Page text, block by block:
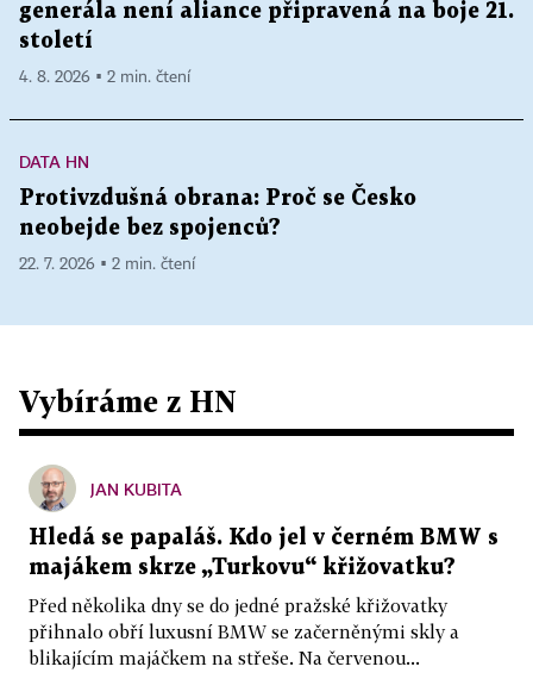
generála není aliance připravená na boje 21.
století
4. 8. 2026 ▪ 2 min. čtení
DATA HN
Protivzdušná obrana: Proč se Česko
neobejde bez spojenců?
22. 7. 2026 ▪ 2 min. čtení
Vybíráme z HN
JAN KUBITA
Hledá se papaláš. Kdo jel v černém BMW s
majákem skrze „Turkovu“ křižovatku?
Před několika dny se do jedné pražské křižovatky
přihnalo obří luxusní BMW se začerněnými skly a
blikajícím majáčkem na střeše. Na červenou...